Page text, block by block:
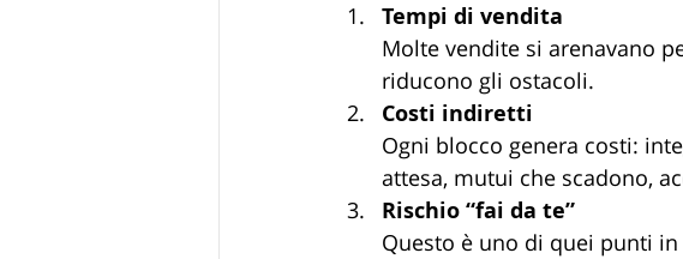
Tempi di vendita
Molte vendite si arenavano
riducono gli ostacoli.
Costi indiretti
Ogni blocco genera costi:
attesa, mutui che scadono,
Rischio “fai da te”
Questo è uno di quei punti